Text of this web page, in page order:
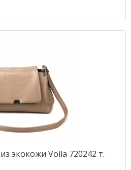
экокожи Voila 720242 т.